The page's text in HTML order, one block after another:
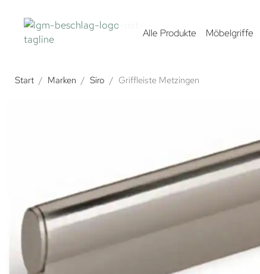
Alle Produkte Möbelgriffe
Start / Marken / Siro / Griffleiste Metzingen